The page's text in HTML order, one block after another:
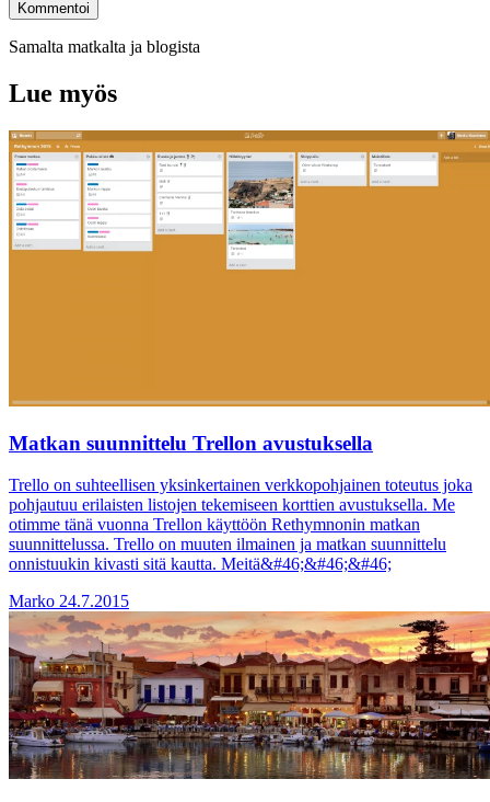
Kommentoi
Samalta matkalta ja blogista
Lue myös
Matkan suunnittelu Trellon avustuksella
Trello on suhteellisen yksinkertainen verkkopohjainen toteutus joka
pohjautuu erilaisten listojen tekemiseen korttien avustuksella. Me
otimme tänä vuonna Trellon käyttöön Rethymnonin matkan
suunnittelussa. Trello on muuten ilmainen ja matkan suunnittelu
onnistuukin kivasti sitä kautta. Meitä&#46;&#46;&#46;
Marko 24.7.2015